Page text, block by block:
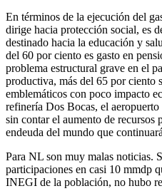
En términos de la ejecución del
dirige hacia protección social, es
destinado hacia la educación y
del 60 por ciento es gasto en
problema estructural grave en el
productiva, más del 65 por ciento
emblemáticos con poco impacto
refinería Dos Bocas, el
sin contar el aumento de recursos
endeuda del mundo que
Para NL son muy malas noticias.
participaciones en casi 10 mmdp
INEGI de la población, no hubo